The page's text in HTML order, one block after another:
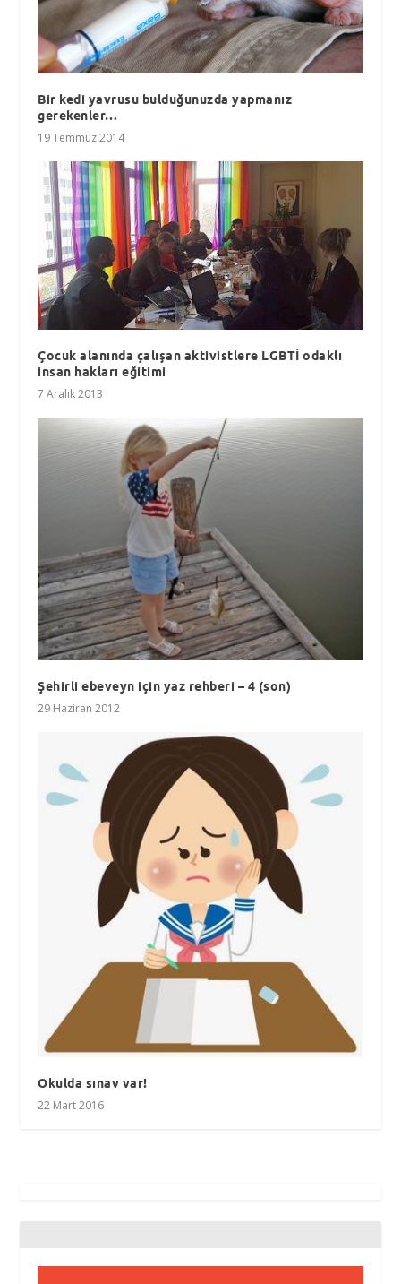
Bir kedi yavrusu bulduğunuzda yapmanız
gerekenler…
19 Temmuz 2014
Çocuk alanında çalışan aktivistlere LGBTİ odaklı
insan hakları eğitimi
7 Aralık 2013
Şehirli ebeveyn için yaz rehberi – 4 (son)
29 Haziran 2012
Okulda sınav var!
22 Mart 2016